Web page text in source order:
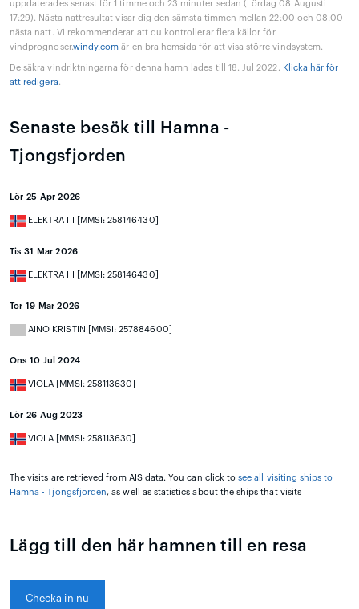
uppdaterades senast för 1 timme och 23 minuter sedan (Lördag 08 Augusti
17:29). Nästa nattresultat visar dig den sämsta timmen mellan 22:00 och 08:00
nästa natt. Vi rekommenderar att du kontrollerar flera källor för
vindprognoser.windy.com är en bra hemsida för att visa större vindsystem.
De säkra vindriktningarna för denna hamn lades till 18. Jul 2022. Klicka här för
att redigera.
Senaste besök till Hamna -
Tjongsfjorden
Lör 25 Apr 2026
ELEKTRA III [MMSI: 258146430]
Tis 31 Mar 2026
ELEKTRA III [MMSI: 258146430]
Tor 19 Mar 2026
AINO KRISTIN [MMSI: 257884600]
Ons 10 Jul 2024
VIOLA [MMSI: 258113630]
Lör 26 Aug 2023
VIOLA [MMSI: 258113630]
The visits are retrieved from AIS data. You can click tosee all visiting ships to
Hamna - Tjongsfjorden, as well as statistics about the ships that visits
Lägg till den här hamnen till en resa
Checka in nu